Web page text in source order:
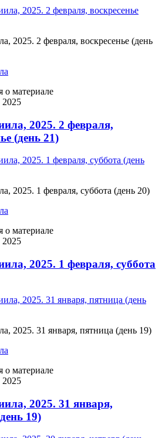
2025. 2 февраля, воскресенье (день
материале
2025
2025. 2 февраля,
(день 21)
2025. 1 февраля, суббота (день 20)
материале
2025
2025. 1 февраля, суббота
2025. 31 января, пятница (день 19)
материале
2025
2025. 31 января,
19)